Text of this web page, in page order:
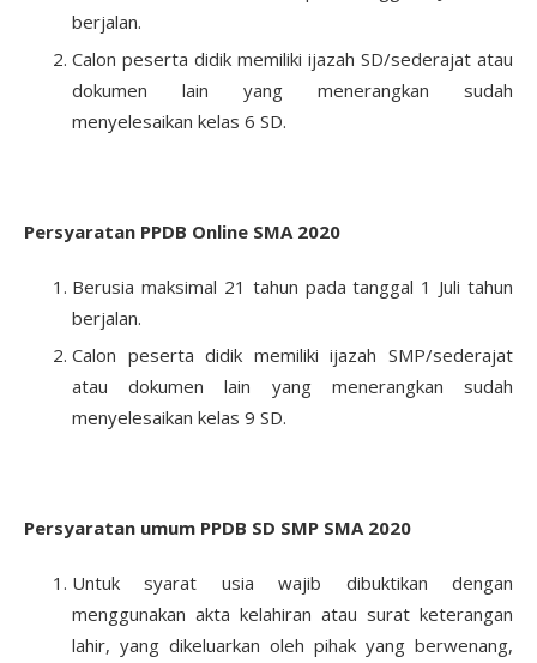
berjalan.
Calon peserta didik memiliki ijazah SD/sederajat atau
dokumen lain yang menerangkan sudah
menyelesaikan kelas 6 SD.
Persyaratan PPDB Online SMA 2020
Berusia maksimal 21 tahun pada tanggal 1 Juli tahun
berjalan.
Calon peserta didik memiliki ijazah SMP/sederajat
atau dokumen lain yang menerangkan sudah
menyelesaikan kelas 9 SD.
Persyaratan umum PPDB SD SMP SMA 2020
Untuk syarat usia wajib dibuktikan dengan
menggunakan akta kelahiran atau surat keterangan
lahir, yang dikeluarkan oleh pihak yang berwenang,